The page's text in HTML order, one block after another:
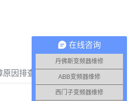
原因排查与维修方法
在线咨询
丹佛斯变频器维修
ABB变频器维修
西门子变频器维修